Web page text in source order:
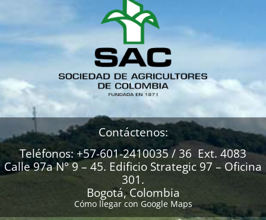
Contáctenos:
Teléfonos: +57-601-2410035 / 36 Ext. 4083
Calle 97a N° 9 – 45. Edificio Strategic 97 – Oficina
301.
Bogotá, Colombia
Cómo llegar con Google Maps